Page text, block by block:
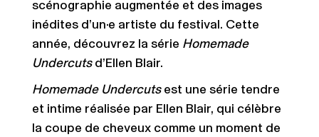
scénographie augmentée et des images
inédites d’un·e artiste du festival. Cette
année, découvrez la série Homemade
Undercutsd’Ellen Blair.
Homemade Undercuts est une série tendre
et intime réalisée par Ellen Blair, qui célèbre
la coupe de cheveux comme un moment de